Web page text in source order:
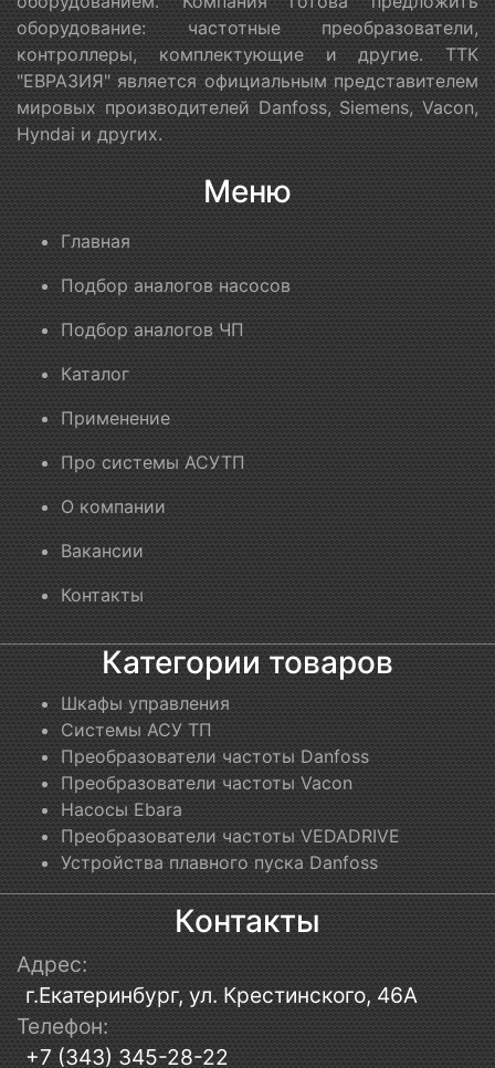
оборудование: частотные преобразователи,
контроллеры, комплектующие и другие. ТТК
"ЕВРАЗИЯ" является официальным представителем
мировых производителей Danfoss, Siemens, Vacon,
Hyndai и других.
Меню
Главная
Подбор аналогов насосов
Подбор аналогов ЧП
Каталог
Применение
Про системы АСУТП
О компании
Вакансии
Контакты
Категории товаров
Шкафы управления
Системы АСУ ТП
Преобразователи частоты Danfoss
Преобразователи частоты Vacon
Насосы Ebara
Преобразователи частоты VEDADRIVE
Устройства плавного пуска Danfoss
Контакты
Адрес:
г.Екатеринбург, ул. Крестинского, 46А
Телефон:
+7 (343) 345-28-22